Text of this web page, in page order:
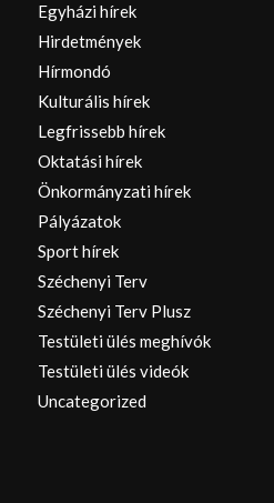
Egyházi hírek
Hirdetmények
Hírmondó
Kulturális hírek
Legfrissebb hírek
Oktatási hírek
Önkormányzati hírek
Pályázatok
Sport hírek
Széchenyi Terv
Széchenyi Terv Plusz
Testületi ülés meghívók
Testületi ülés videók
Uncategorized